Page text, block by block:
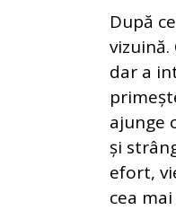
După
dar a
ajunge
și
efort,
cea